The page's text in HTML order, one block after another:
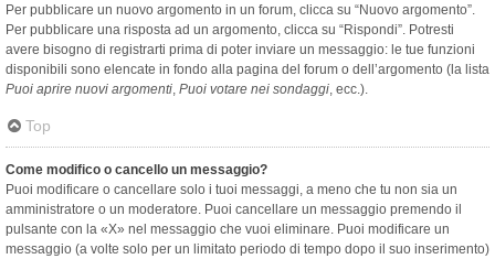
Per pubblicare un nuovo argomento in un forum, clicca su “Nuovo argomento”.
Per pubblicare una risposta ad un argomento, clicca su “Rispondi”. Potresti
avere bisogno di registrarti prima di poter inviare un messaggio: le tue funzioni
disponibili sono elencate in fondo alla pagina del forum o dell’argomento (la lista
Puoi aprire nuovi argomenti, Puoi votare nei sondaggi, ecc.).
Top
Come modifico o cancello un messaggio?
Puoi modificare o cancellare solo i tuoi messaggi, a meno che tu non sia un
amministratore o un moderatore. Puoi cancellare un messaggio premendo il
pulsante con la «X» nel messaggio che vuoi eliminare. Puoi modificare un
messaggio (a volte solo per un limitato periodo di tempo dopo il suo inserimento)